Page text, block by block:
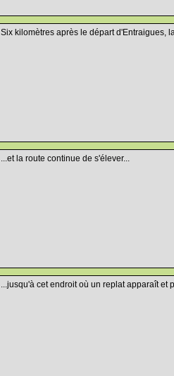
Six kilomètres après le départ d'Entraigues,
...et la route continue de s'élever...
...jusqu'à cet endroit où un replat apparaît et